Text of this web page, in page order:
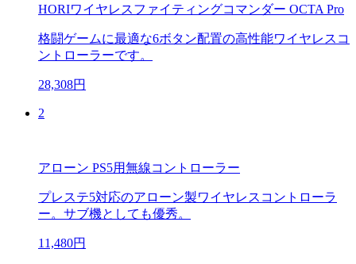
HORIワイヤレスファイティングコマンダー OCTA Pro
格闘ゲームに最適な6ボタン配置の高性能ワイヤレスコ
ントローラーです。
28,308円
2
アローン PS5用無線コントローラー
プレステ5対応のアローン製ワイヤレスコントローラ
ー。サブ機としても優秀。
11,480円